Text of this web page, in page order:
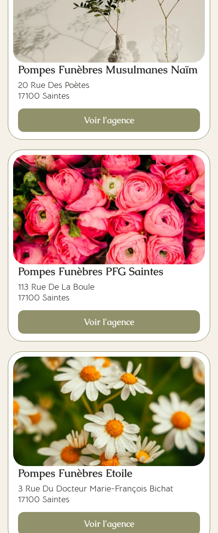
Pompes Funèbres Musulmanes Naïm
20 Rue Des Poètes
17100 Saintes
Voir l'agence
Pompes Funèbres PFG Saintes
113 Rue De La Boule
17100 Saintes
Voir l'agence
Pompes Funèbres Etoile
3 Rue Du Docteur Marie-François Bichat
17100 Saintes
Voir l'agence